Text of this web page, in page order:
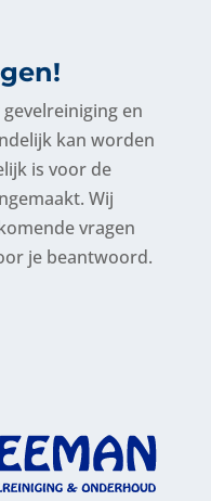
en
kan worden
is voor de
Wij
vragen
je beantwoord.